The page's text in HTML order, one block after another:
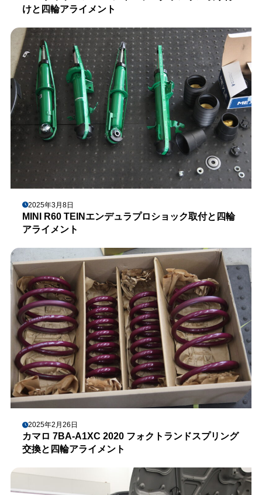
けと四輪アライメント
2025年3月8日
MINI R60 TEINエンデュラプロショック取付と四輪
アライメント
2025年2月26日
カマロ 7BA-A1XC 2020 フォクトランドスプリング
交換と四輪アライメント